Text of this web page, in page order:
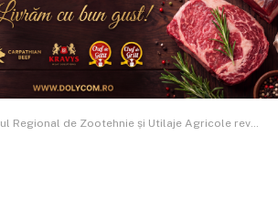
de Zootehnie și Utilaje Agricole revine la Botoșani: invitație deschisă pentru toți iubitorii agriculturii